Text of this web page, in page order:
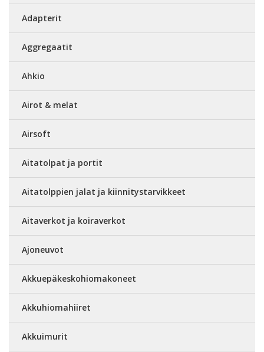
Adapterit
Aggregaatit
Ahkio
Airot & melat
Airsoft
Aitatolpat ja portit
Aitatolppien jalat ja kiinnitystarvikkeet
Aitaverkot ja koiraverkot
Ajoneuvot
Akkuepäkeskohiomakoneet
Akkuhiomahiiret
Akkuimurit